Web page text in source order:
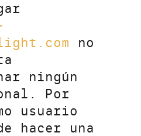
no
ningún
Por
usuario
hacer una